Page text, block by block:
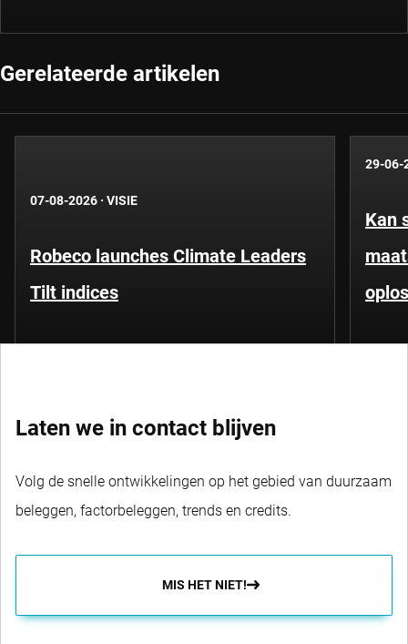
Gerelateerde artikelen
07-08-2026 · VISIE
Robeco launches Climate Leaders
Tilt indices
29-06-
Kan
Laten we in contact blijven
Volg de snelle ontwikkelingen op het gebied van duurzaam
beleggen, factorbeleggen, trends en credits.
MIS HET NIET!